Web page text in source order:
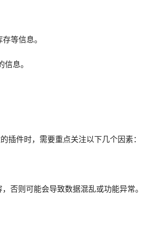
等信息。
息。
插件时，需要重点关注以下几个因素：
否则可能会导致数据混乱或功能异常。